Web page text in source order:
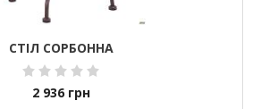
СТІЛ СОРБОННА
2 936 грн